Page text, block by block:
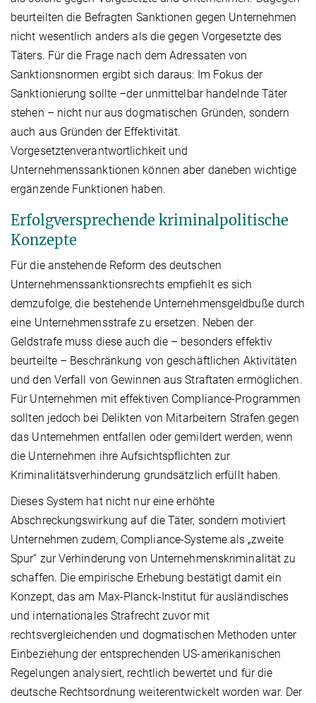
beurteilten die Befragten Sanktionen gegen Unternehmen
nicht wesentlich anders als die gegen Vorgesetzte des
Täters. Für die Frage nach dem Adressaten von
Sanktionsnormen ergibt sich daraus: Im Fokus der
Sanktionierung sollte –der unmittelbar handelnde Täter
stehen – nicht nur aus dogmatischen Gründen, sondern
auch aus Gründen der Effektivität.
Vorgesetztenverantwortlichkeit und
Unternehmenssanktionen können aber daneben wichtige
ergänzende Funktionen haben.
Erfolgversprechende kriminalpolitische
Konzepte
Für die anstehende Reform des deutschen
Unternehmenssanktionsrechts empfiehlt es sich
demzufolge, die bestehende Unternehmensgeldbuße durch
eine Unternehmensstrafe zu ersetzen. Neben der
Geldstrafe muss diese auch die – besonders effektiv
beurteilte – Beschränkung von geschäftlichen Aktivitäten
und den Verfall von Gewinnen aus Straftaten ermöglichen.
Für Unternehmen mit effektiven Compliance-Programmen
sollten jedoch bei Delikten von Mitarbeitern Strafen gegen
das Unternehmen entfallen oder gemildert werden, wenn
die Unternehmen ihre Aufsichtspflichten zur
Kriminalitätsverhinderung grundsätzlich erfüllt haben.
Dieses System hat nicht nur eine erhöhte
Abschreckungswirkung auf die Täter, sondern motiviert
Unternehmen zudem, Compliance-Systeme als „zweite
Spur“ zur Verhinderung von Unternehmenskriminalität zu
schaffen. Die empirische Erhebung bestätigt damit ein
Konzept, das am Max-Planck-Institut für ausländisches
und internationales Strafrecht zuvor mit
rechtsvergleichenden und dogmatischen Methoden unter
Einbeziehung der entsprechenden US-amerikanischen
Regelungen analysiert, rechtlich bewertet und für die
deutsche Rechtsordnung weiterentwickelt worden war. Der